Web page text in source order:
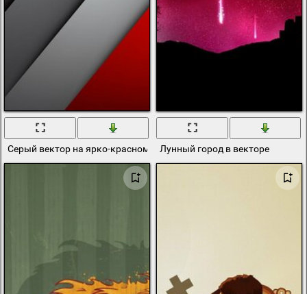
Серый вектор на ярко-красном фонеЛунный город в векторе